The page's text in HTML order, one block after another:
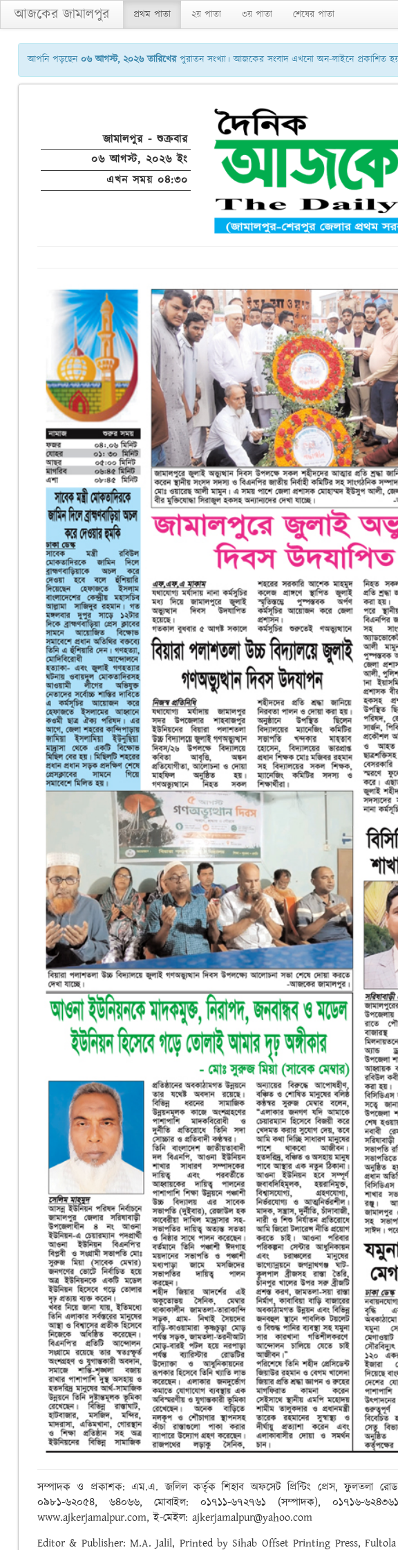
আজকের জামালপুর প্রথম পাতা ২য় পাতা ৩য় পাতা শেষের পাতা
আপনি পড়ছেন০৬ আগস্ট, ২০২৬ তারিখেরপুরাতন সংখ্যা। আজকের সংবাদ এখনো অন-লাইনে প্রকাশিত
জামালপুর - শুক্রবার
০৬ আগস্ট, ২০২৬ ইং
এখন সময় ০৪:৩০
সম্পাদক ও প্রকাশক: এম.এ. জলিল কর্তৃক শিহাব অফসেট প্রিন্টিং প্রেস, ফুলতলা
০৯৮১-৬২০৫৪, ৬৪০৬৬, মোবাইল: ০১৭১১-৬৭২৭৬১ (সম্পাদক), ০১৭১৬-৬২৪৩৬১
www.ajkerjamalpur.com, ই-মেইল: ajkerjamalpur@yahoo.com
Editor & Publisher: M.A. Jalil, Printed by Sihab Offset Printing Press,